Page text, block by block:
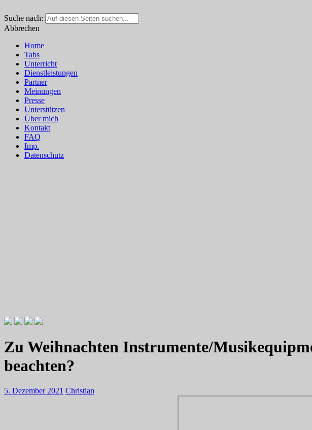
Suche nach:
Abbrechen
Home
Tabs
Unterricht
Dienstleistungen
Partner
Meinungen
Presse
Unterstützen
Über mich
Kontakt
FAQ
Imp.
Datenschutz
Willkommen zu Christians How To Plays
Zu Weihnachten Instrumente/
beachten?
5. Dezember 2021 Christian